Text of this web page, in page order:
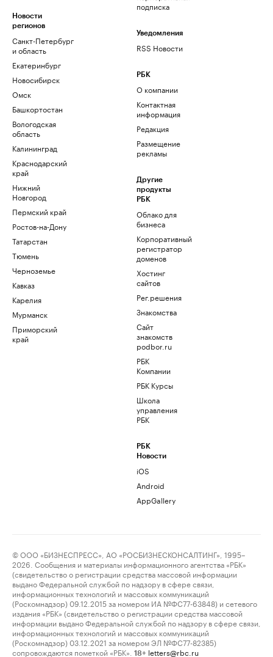
Новости
регионов
Санкт-Петербург
и область
Екатеринбург
Новосибирск
Омск
Башкортостан
Вологодская
область
Калининград
Краснодарский
край
Нижний
Новгород
Пермский край
Ростов-на-Дону
Татарстан
Тюмень
Черноземье
Кавказ
Карелия
Мурманск
Приморский
край
подписка
Уведомления
RSS Новости
РБК
О компании
Контактная
информация
Редакция
Размещение
рекламы
Другие
продукты
РБК
Облако для
бизнеса
Корпоративный
регистратор
доменов
Хостинг
сайтов
Рег.решения
Знакомства
Сайт
знакомств
podbor.ru
РБК
Компании
РБК Курсы
Школа
управления
РБК
РБК
Новости
iOS
Android
AppGallery
© ООО «БИЗНЕСПРЕСС», АО «РОСБИЗНЕСКОНСАЛТИНГ», 1995–
2026. Сообщения и материалы информационного агентства «РБК»
(свидетельство о регистрации средства массовой информации
выдано Федеральной службой по надзору в сфере связи,
информационных технологий и массовых коммуникаций
(Роскомнадзор) 09.12.2015 за номером ИА №ФС77-63848) и сетевого
издания «РБК» (свидетельство о регистрации средства массовой
информации выдано Федеральной службой по надзору в сфере связи,
информационных технологий и массовых коммуникаций
(Роскомнадзор) 03.12.2021 за номером ЭЛ №ФС77-82385)
сопровождаются пометкой «РБК».
18+ letters@rbc.ru